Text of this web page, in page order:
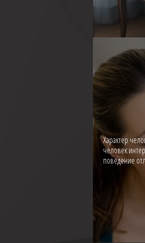
Характер
человек
поведение